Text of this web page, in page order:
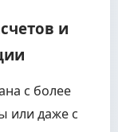
и
с более
или даже с